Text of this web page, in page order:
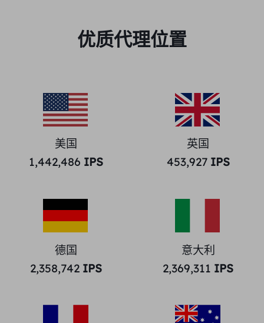
优质代理位置
美国
1,442,486 IPS
英国
453,927IPS
德国
2,358,742 IPS
意大利
2,369,311 IPS